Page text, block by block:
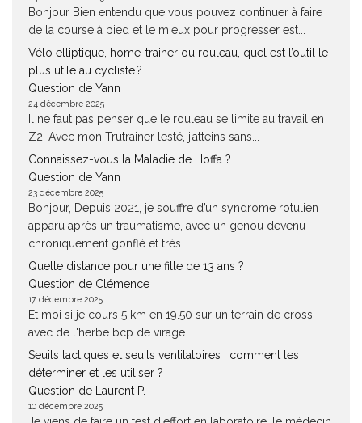
Bonjour Bien entendu que vous pouvez continuer à faire
de la course à pied et le mieux pour progresser est...
Vélo elliptique, home-trainer ou rouleau, quel est l’outil le
plus utile au cycliste ?
Question de Yann
24 décembre 2025
Il ne faut pas penser que le rouleau se limite au travail en
Z2. Avec mon Trutrainer lesté, j’atteins sans...
Connaissez-vous la Maladie de Hoffa ?
Question de Yann
23 décembre 2025
Bonjour, Depuis 2021, je souffre d’un syndrome rotulien
apparu après un traumatisme, avec un genou devenu
chroniquement gonflé et très...
Quelle distance pour une fille de 13 ans ?
Question de Clémence
17 décembre 2025
Et moi si je cours 5 km en 19.50 sur un terrain de cross
avec de l'herbe bcp de virage...
Seuils lactiques et seuils ventilatoires : comment les
déterminer et les utiliser ?
Question de Laurent P.
10 décembre 2025